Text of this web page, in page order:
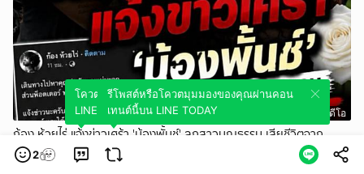
วิดีโอ
ก้อง ห้วยไร่ แจ้งข่าวเศร้า 'น้องพั้นช์' ลูกสาวบุญธรรม เสียชีวิตจาก
อุบัติเหตุทางรถยนต์
2
โควตมุมมองของคุณผ่านคอนเทนต์นี้บน
LINE TODAY
รีโพสต์หรือโควตมุมมองของคุณผ่านคอน
เทนต์นี้บน LINE TODAY